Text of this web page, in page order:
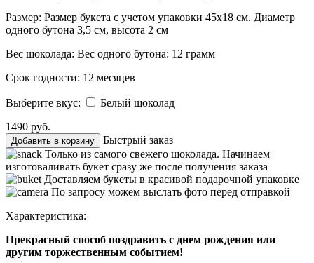
Размер: Размер букета с учетом упаковки 45х18 см. Диаметр
одного бутона 3,5 см, высота 2 см
Вес шоколада: Вес одного бутона: 12 грамм
Срок годности: 12 месяцев
Выберите вкус:
Белый шоколад
1490 руб.
Добавить в корзину
Быстрый заказ
Только из самого свежего шоколада. Начинаем
изготоваливать букет сразу же после получения заказа
Доставляем букеты в красивой подарочной упаковке
По запросу можем выслать фото перед отправкой
Характеристика:
Прекрасный способ поздравить с днем рождения или
другим торжественным событием!